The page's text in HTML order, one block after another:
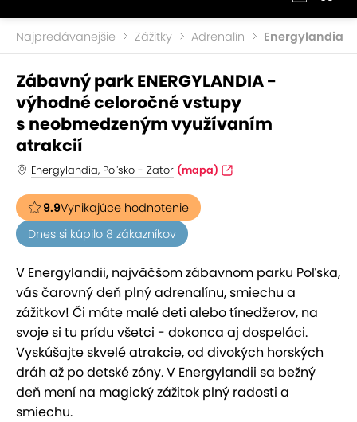
Najpredávanejšie Zážitky Adrenalín Energylandia
Zábavný park ENERGYLANDIA -
výhodné celoročné vstupy
s neobmedzeným využívaním
atrakcií
Energylandia, Poľsko - Zator (mapa)
9.9Vynikajúce hodnotenie
Dnes si kúpilo 8 zákazníkov
V Energylandii, najväčšom zábavnom parku Poľska,
vás čarovný deň plný adrenalínu, smiechu a
zážitkov! Či máte malé deti alebo tínedžerov, na
svoje si tu prídu všetci - dokonca aj dospeláci.
Vyskúšajte skvelé atrakcie, od divokých horských
dráh až po detské zóny. V Energylandii sa bežný
deň mení na magický zážitok plný radosti a
smiechu.